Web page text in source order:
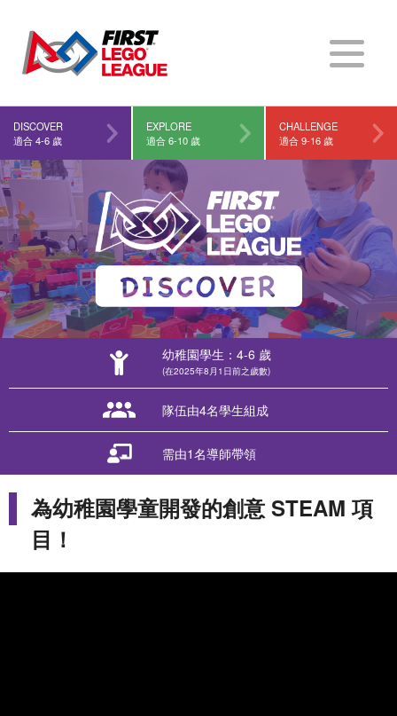
FIRST®
語言 / Language
隊伍登入
DISCOVER
適合 4-6 歲
EXPLORE
適合 6-10 歲
CHALLENGE
適合 9-16 歲
幼稚園學生：4-6 歲
(在2025年8月1日前之歲數)
隊伍由4名學生組成
需由1名導師帶領
為幼稚園學童開發的創意 STEAM 項
目！